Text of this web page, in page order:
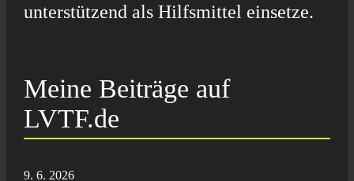
unterstützend als Hilfsmittel einsetze.
Meine Beiträge auf
LVTF.de
9. 6. 2026